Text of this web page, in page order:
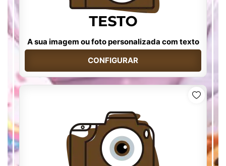
A sua imagem ou foto personalizada com texto
CONFIGURAR